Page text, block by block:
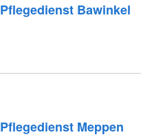
Pflegedienst Bawinkel
Pflegedienst Meppen